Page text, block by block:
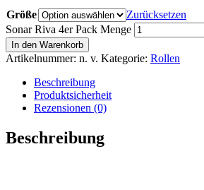
Größe
Zurücksetzen
Sonar Riva 4er Pack Menge
In den Warenkorb
Artikelnummer: n. v. Kategorie: Rollen
Beschreibung
Produktsicherheit
Rezensionen (0)
Beschreibung